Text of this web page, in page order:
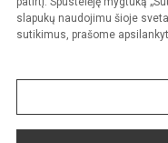
slapukų naudojimu šioje
sutikimus, prašome
Prieinamumo
Sumanus būdas